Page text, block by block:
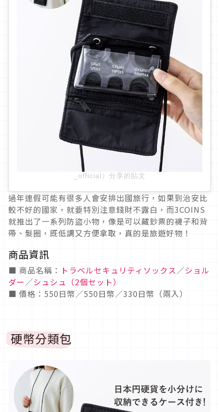
_official）分享的貼文
過年連假可能有很多人會安排出國旅行，如果到治安比
較不好的國家，就要特別注意錢財不露白，而3COINS
就推出了一系列防盜小物，像是可以藏鈔票的襪子和背
帶、髮圈，既低調又方便拿取，真的是旅遊好物！
商品資訊
■ 商品名稱： トラベルセキュリティソックス／ショル
ダー／シュシュ（2個セット）
■ 價格：550日幣／550日幣／330日幣（兩入）
硬幣分類包